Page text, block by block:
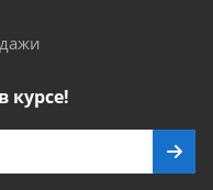
курсе!